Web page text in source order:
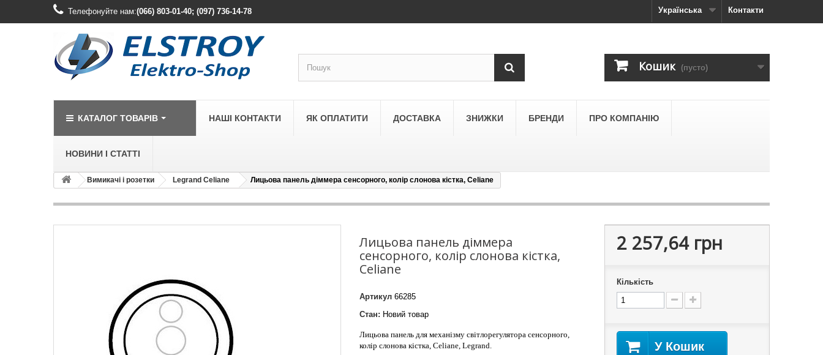
Контакти
Телефонуйте нам:(066) 803-01-40; (097) 736-14-78 Українська
Кошик (пусто)
КАТАЛОГ ТОВАРІВ
LEGRAND
Legrand Valena Allure
Legrand Valena Classic
Legrand Valena Life
LEGRAND
LEZARD
НАШІ КОНТАКТИ ЯК ОПЛАТИТИ ДОСТАВКА ЗНИЖКИ БРЕНДИ ПРО КОМПАНІЮ
НОВИНИ І СТАТТІ
Вимикачі і розетки Legrand Celiane Лицьова панель діммера сенсорного, колір слонова кістка, Celiane
Лицьова панель діммера
сенсорного, колір слонова кістка,
Celiane
Артикул 66285
Стан: Новий товар
Лицьова панель для механізму світлорегулятора сенсорного,
колір слонова кістка, Celiane, Legrand.
2 257,64 грн
Кількість
У Кошик